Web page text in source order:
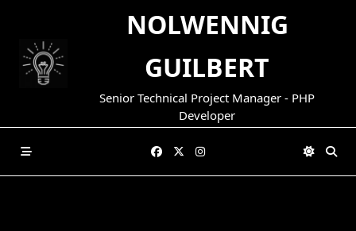
content
NOLWENNIG
GUILBERT
Senior Technical Project Manager - PHP
Developer